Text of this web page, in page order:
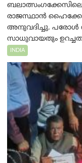
രാജസ്ഥാൻ
അനുവദിച്ചു. പരോൾ
സാധുവായതും
INDIA